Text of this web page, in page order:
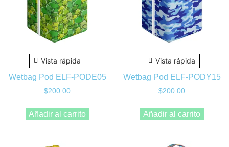
Vista rápida
Wetbag Pod ELF-PODE05
$200.00
Añadir al carrito
Vista rápida
Wetbag Pod ELF-PODY15
$200.00
Añadir al carrito